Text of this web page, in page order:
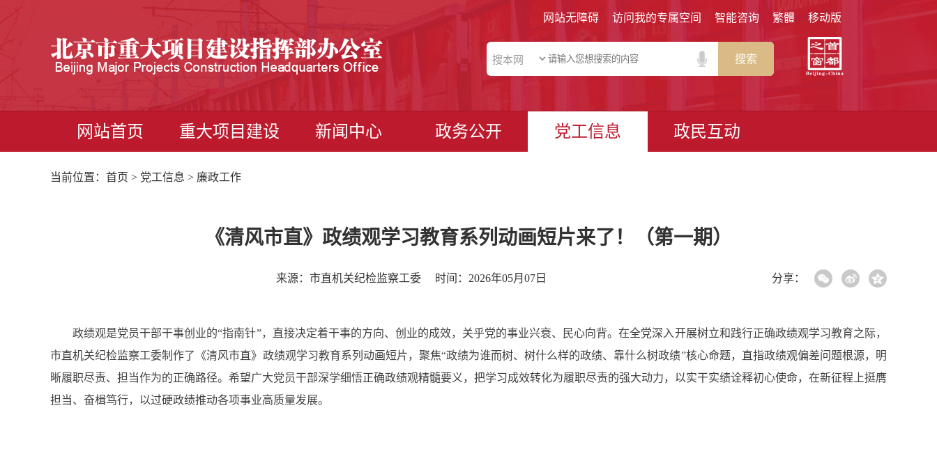
网站无障碍 访问我的专属空间 智能咨询 繁體 移动版
搜索
网站首页 重大项目建设 新闻中心 政务公开 党工信息 政民互动
当前位置： 首页 > 党工信息 > 廉政工作
《清风市直》政绩观学习教育系列动画短片来了！（第一期）
来源：市直机关纪检监察工委 时间：2026年05月07日 分享：
政绩观是党员干部干事创业的“指南针”，直接决定着干事的方向、创业的成效，关乎党的事业兴衰、民心向背。在全党深入开展树立和践行正确政绩观学习教育之际，
市直机关纪检监察工委制作了《清风市直》政绩观学习教育系列动画短片，聚焦“政绩为谁而树、树什么样的政绩、靠什么树政绩”核心命题，直指政绩观偏差问题根源，明
晰履职尽责、担当作为的正确路径。希望广大党员干部深学细悟正确政绩观精髓要义，把学习成效转化为履职尽责的强大动力，以实干实绩诠释初心使命，在新征程上挺膺
担当、奋楫笃行，以过硬政绩推动各项事业高质量发展。